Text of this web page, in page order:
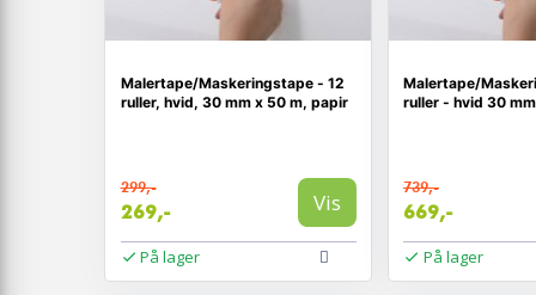
Malertape/Maskeringstape - 12
ruller, hvid, 30 mm x 50 m, papir
299,-
269,- Vis
På lager
Malertape/
ruller - hvid 30
739,-
669,-
På lager